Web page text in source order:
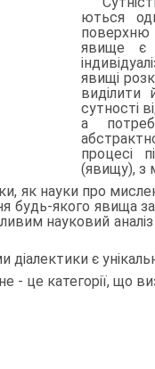
ються
поверхню
явище є
явищі
виділити
сутності
а
процесі
(явищу), з
як науки про
будь-якого явища
науковий аналіз
діалектики є
- це категорії, що